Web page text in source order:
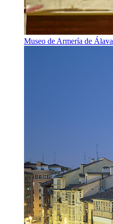
Museo de Armería de Álava